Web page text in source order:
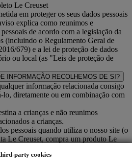
party cookies
Le Creuset
em proteger os seus dados pessoais
explica como reunimos e
de acordo com a legislação da
(incluindo o Regulamento Geral de
679) e a lei de proteção de dados
ou local (as "Leis de proteção de
INFORMAÇÃO RECOLHEMOS DE SI?
informação relacionada consigo
diretamente ou em combinação com
a crianças e não reunimos
a crianças.
pessoais quando utiliza o nosso site (o
Le Creuset, compra um produto Le
comunicações de marketing. Os dados